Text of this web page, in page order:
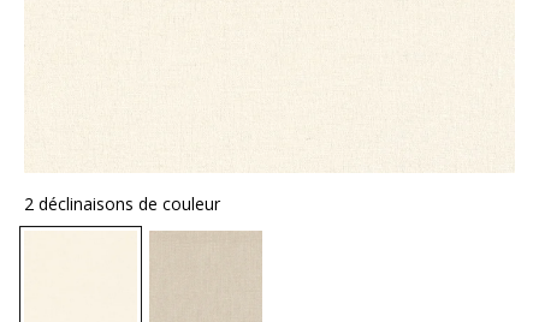
2 déclinaisons de couleur